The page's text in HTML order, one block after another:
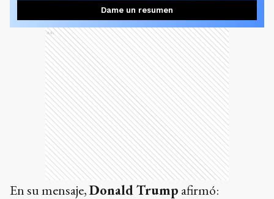
Dame un resumen
Ads
En su mensaje,Donald Trump afirmó: